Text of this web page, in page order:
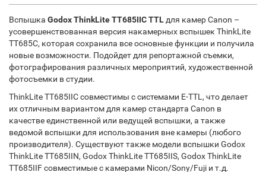
Вспышка Godox ThinkLite TT685IIC TTL для камер Canon –
усовершенствованная версия накамерных вспышек ThinkLite
TT685C, которая сохранила все основные функции и получила
новые возможности. Подойдет для репортажной съемки,
фотографирования различных мероприятий, художественной
фотосъемки в студии.
ThinkLite TT685IIC совместимы с системами Е-TTL, что делает
их отличным вариантом для камер стандарта Canon в
качестве единственной или ведущей вспышки, а также
ведомой вспышки для использования вне камеры (любого
производителя). Существуют также модели вспышки Godox
ThinkLite TT685IIN, Godox ThinkLite TT685IIS, Godox ThinkLite
TT685IIF совместимые с камерами Nicon/Sony/Fuji и т.д.